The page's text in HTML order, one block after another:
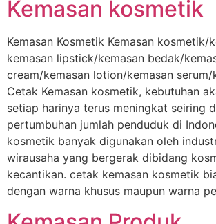
Kemasan kosmetik
Kemasan Kosmetik Kemasan
kemasan lipstick/kemasan bedak/
cream/kemasan lotion/kemasan serum/
Cetak Kemasan kosmetik, kebutuhan
setiap harinya terus meningkat seiring
pertumbuhan jumlah penduduk di
kosmetik banyak digunakan oleh
wirausaha yang bergerak dibidang
kecantikan. cetak kemasan kosmetik
dengan warna khusus maupun warna